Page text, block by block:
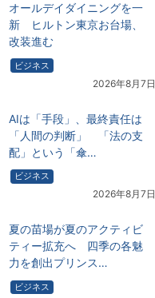
オールデイダイニングを一
新 ヒルトン東京お台場、
改装進む
ビジネス
2026年8月7日
AIは「手段」、最終責任は
「人間の判断」 「法の支
配」という「傘…
ビジネス
2026年8月7日
夏の苗場が夏のアクティビ
ティー拡充へ 四季の各魅
力を創出プリンス…
ビジネス